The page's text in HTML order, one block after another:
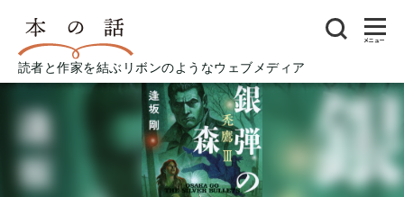
読者と作家を結ぶリボンのようなウェブメディア
メニュー